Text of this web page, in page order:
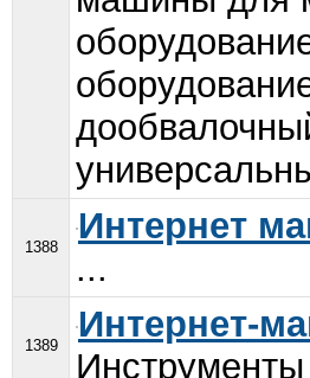
1388
Интернет
...
1389
Интернет-